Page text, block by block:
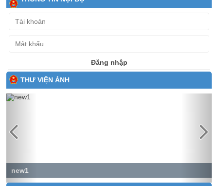
Đăng nhập
THƯ VIỆN ẢNH
new1
Previous